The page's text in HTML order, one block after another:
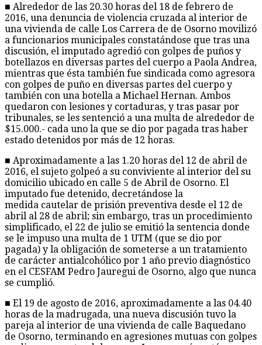
■ Alrededor de las 20.30 horas del 18 de febrero de
2016, una denuncia de violencia cruzada al interior de
una vivienda de calle Los Carrera de de Osorno movilizó
a funcionarios municipales constatándose que tras una
discusión, el imputado agredió con golpes de puños y
botellazos en diversas partes del cuerpo a Paola Andrea,
mientras que ésta también fue sindicada como agresora
con golpes de puño en diversas partes del cuerpo y
también con una botella a Michael Hernan. Ambos
quedaron con lesiones y cortaduras, y tras pasar por
tribunales, se les sentenció a una multa de alrededor de
$15.000.- cada uno la que se dio por pagada tras haber
estado detenidos por más de 12 horas.
■ Aproximadamente a las 1.20 horas del 12 de abril de
2016, el sujeto golpeó a su conviviente al interior del su
domicilio ubicado en calle 5 de Abril de Osorno. El
imputado fue detenido, decretándose la
medida cautelar de prisión preventiva desde el 12 de
abril al 28 de abril; sin embargo, tras un procedimiento
simplificado, el 22 de julio se emitió la sentencia donde
se le impuso una multa de 1 UTM (que se dio por
pagada) y la obligación de someterse a un tratamiento
de carácter antialcohólico por 1 año previo diagnóstico
en el CESFAM Pedro Jauregui de Osorno, algo que nunca
se cumplió.
■ El 19 de agosto de 2016, aproximadamente a las 04.40
horas de la madrugada, una nueva discusión tuvo la
pareja al interior de una vivienda de calle Baquedano
de Osorno, terminando en agresiones mutuas con golpes